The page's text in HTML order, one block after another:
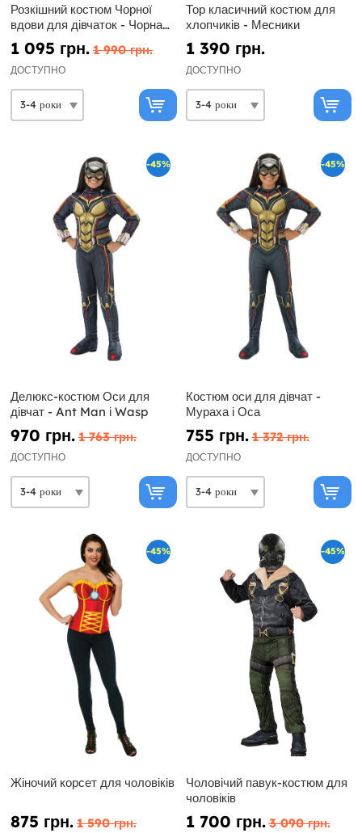
Розкішний костюм Чорної
вдови для дівчаток - Чорна
Вдова
1 095 грн. 1 990 грн.
ДОСТУПНО
Тор класичний костюм для
хлопчиків - Месники
1 390 грн.
ДОСТУПНО
-45%
Делюкс-костюм Оси для
дівчат - Ant Man і Wasp
970 грн. 1 763 грн.
ДОСТУПНО
-45%
Костюм оси для дівчат -
Мураха і Оса
755 грн. 1 372 грн.
ДОСТУПНО
-45%
Жіночий корсет для чоловіків
875 грн. 1 590 грн.
-45%
Чоловічий павук-костюм для
чоловіків
1 700 грн. 3 090 грн.